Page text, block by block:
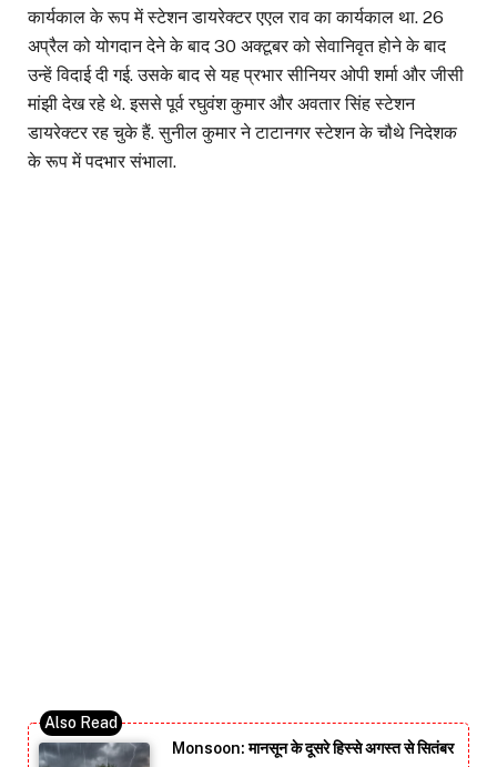
कार्यकाल के रूप में स्टेशन डायरेक्टर एएल राव का कार्यकाल था. 26
अप्रैल को योगदान देने के बाद 30 अक्टूबर को सेवानिवृत होने के बाद
उन्हें विदाई दी गई. उसके बाद से यह प्रभार सीनियर ओपी शर्मा और जीसी
मांझी देख रहे थे. इससे पूर्व रघुवंश कुमार और अवतार सिंह स्टेशन
डायरेक्टर रह चुके हैं. सुनील कुमार ने टाटानगर स्टेशन के चौथे निदेशक
के रूप में पदभार संभाला.
Monsoon: मानसून के दूसरे हिस्से अगस्त से सितंबर